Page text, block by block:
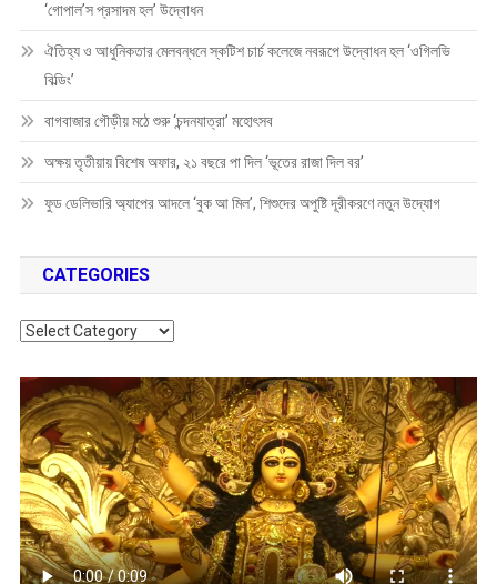
‘গোপাল’স প্রসাদম হল’ উদ্বোধন
ঐতিহ্য ও আধুনিকতার মেলবন্ধনে স্কটিশ চার্চ কলেজে নবরূপে উদ্বোধন হল ‘ওগিলভি
বিল্ডিং’
বাগবাজার গৌড়ীয় মঠে শুরু ‘চন্দনযাত্রা’ মহোৎসব
অক্ষয় তৃতীয়ায় বিশেষ অফার, ২১ বছরে পা দিল ‘ভূতের রাজা দিল বর’
ফুড ডেলিভারি অ্যাপের আদলে ‘বুক আ মিল’, শিশুদের অপুষ্টি দূরীকরণে নতুন উদ্যোগ
CATEGORIES
Categories